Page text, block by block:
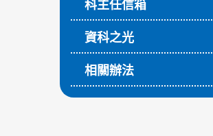
科主任信箱
資科之光
相關辦法